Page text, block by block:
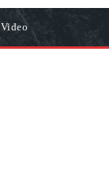
Video